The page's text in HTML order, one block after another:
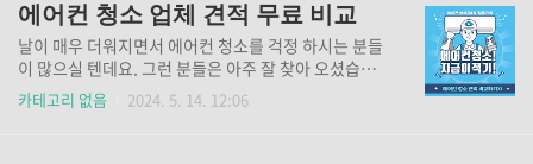
정과 이용요금을 최대 100%까지 할인 받는 방법을 정
리해 두었습니다. 꼭 미리 파악하시고 좋은 정보 많이
얻어 가시기 바랍니다. 수영장별 개장일 확인👆 이용
요금 할인받기 👆 실시간 주차정보 확인👆
에어컨 청소 업체 견적 무료 비교
날이 매우 더워지면서 에어컨 청소를 걱정 하시는 분들
이 많으실 텐데요. 그런 분들은 아주 잘 찾아 오셨습니
다. 에어컨 청소 업체마다 방문해서 견적 비교하는 것이
보통일이 아니시죠? 그래서 제가 에어컨 청소 업체들을
카테고리 없음 2024. 5. 14. 12:06